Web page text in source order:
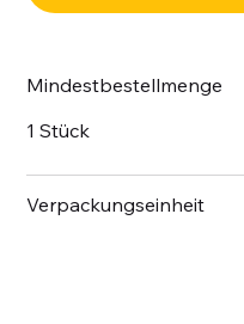
Mindestbestellmenge
1 Stück
Verpackungseinheit